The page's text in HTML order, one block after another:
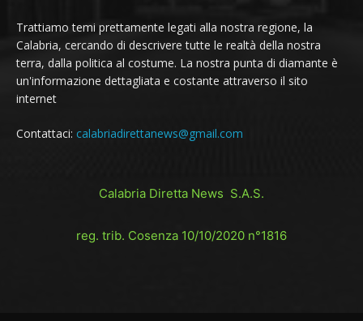
Trattiamo temi prettamente legati alla nostra regione, la
Calabria, cercando di descrivere tutte le realtà della nostra
terra, dalla politica al costume. La nostra punta di diamante è
un'informazione dettagliata e costante attraverso il sito
internet
Contattaci: calabriadirettanews@gmail.com
Calabria Diretta News S.A.S.
reg. trib. Cosenza 10/10/2020 n°1816